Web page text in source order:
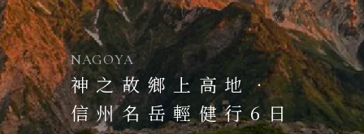
NAGOYA
神之故鄉上高地．
信州名岳輕健行6日